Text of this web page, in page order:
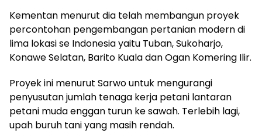
Kementan menurut dia telah membangun proyek
percontohan pengembangan pertanian modern di
lima lokasi se Indonesia yaitu Tuban, Sukoharjo,
Konawe Selatan, Barito Kuala dan Ogan Komering Ilir.
Proyek ini menurut Sarwo untuk mengurangi
penyusutan jumlah tenaga kerja petani lantaran
petani muda enggan turun ke sawah. Terlebih lagi,
upah buruh tani yang masih rendah.